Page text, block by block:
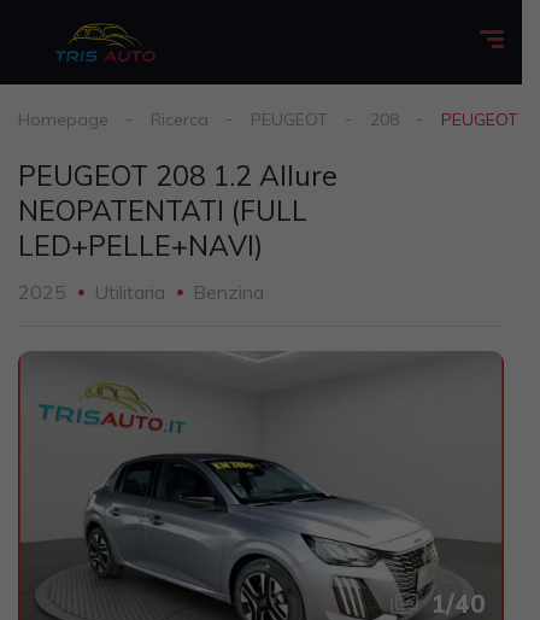
Homepage Ricerca PEUGEOT 208 PEUGEOT
PEUGEOT 208 1.2 Allure
NEOPATENTATI (FULL
LED+PELLE+NAVI)
2025 Utilitaria Benzina
1/40